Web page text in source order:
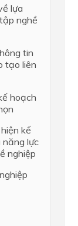
lựa
nghề
tin
tạo liên
hoạch
kế
năng lực
nghiệp